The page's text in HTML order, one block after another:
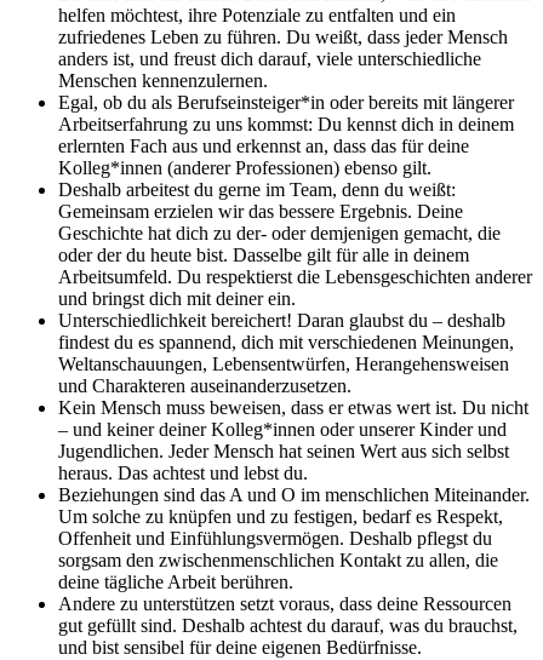
helfen möchtest, ihre Potenziale zu entfalten und ein
zufriedenes Leben zu führen. Du weißt, dass jeder Mensch
anders ist, und freust dich darauf, viele unterschiedliche
Menschen kennenzulernen.
Egal, ob du als Berufseinsteiger*in oder bereits mit längerer
Arbeitserfahrung zu uns kommst: Du kennst dich in deinem
erlernten Fach aus und erkennst an, dass das für deine
Kolleg*innen (anderer Professionen) ebenso gilt.
Deshalb arbeitest du gerne im Team, denn du weißt:
Gemeinsam erzielen wir das bessere Ergebnis. Deine
Geschichte hat dich zu der- oder demjenigen gemacht, die
oder der du heute bist. Dasselbe gilt für alle in deinem
Arbeitsumfeld. Du respektierst die Lebensgeschichten anderer
und bringst dich mit deiner ein.
Unterschiedlichkeit bereichert! Daran glaubst du – deshalb
findest du es spannend, dich mit verschiedenen Meinungen,
Weltanschauungen, Lebensentwürfen, Herangehensweisen
und Charakteren auseinanderzusetzen.
Kein Mensch muss beweisen, dass er etwas wert ist. Du nicht
– und keiner deiner Kolleg*innen oder unserer Kinder und
Jugendlichen. Jeder Mensch hat seinen Wert aus sich selbst
heraus. Das achtest und lebst du.
Beziehungen sind das A und O im menschlichen Miteinander.
Um solche zu knüpfen und zu festigen, bedarf es Respekt,
Offenheit und Einfühlungsvermögen. Deshalb pflegst du
sorgsam den zwischenmenschlichen Kontakt zu allen, die
deine tägliche Arbeit berühren.
Andere zu unterstützen setzt voraus, dass deine Ressourcen
gut gefüllt sind. Deshalb achtest du darauf, was du brauchst,
und bist sensibel für deine eigenen Bedürfnisse.